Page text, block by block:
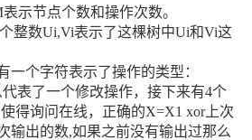
示节点个数和操作次数。
整数Ui,Vi表示了这棵树中Ui和Vi这
个字符表示了操作的类型：
了一个修改操作，接下来有4个
得询问在线，正确的X=X1 xor上次
输出的数,如果之前没有输出过那么